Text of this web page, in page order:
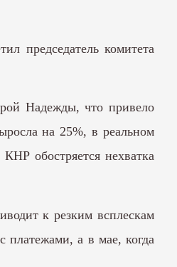
председатель комитета
Надежды, что привело
на 25%, в реальном
обостряется нехватка
к резким всплескам
платежами, а в мае, когда